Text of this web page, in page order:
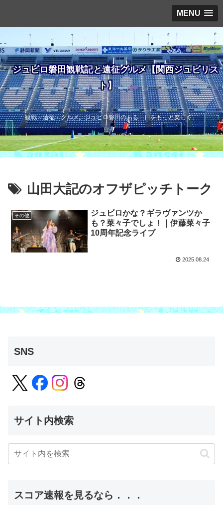
MENU
ジュビロ磐田観戦記と遠征グルメ【関西ジュビリス
ト】
観戦・遠征・グルメ。ジュビロ磐田のある一日をもっと楽しく。
山田大記のオフザピッチトーク
その他
ジュビロかな？ギラヴァンツか
も？菜々子でしょ！｜伊藤菜々子
10周年記念ライブ
2025.08.24
SNS
サイト内検索
スコア速報を見るなら．．．